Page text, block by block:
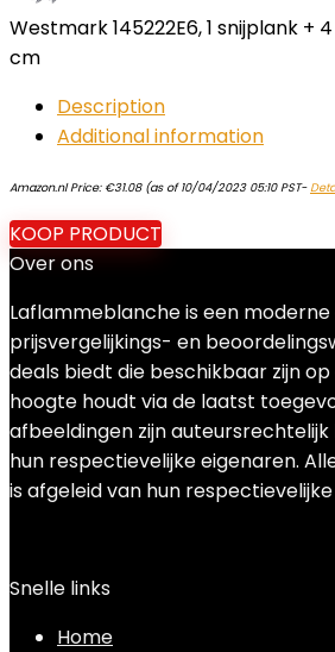
Westmark 145222E6, 1 snijplank +
cm
Description
Additional information
Amazon.nl Price: €31.08(as of 10/04/2023 05:10 PST-
KOOP PRODUCT
Over ons
Laflammeblanche is een
prijsvergelijkings- en
deals biedt die beschikbaar zijn
hoogte houdt via de laatst
afbeeldingen zijn
hun respectievelijke eigenaren.
is afgeleid van hun
Snelle links
Home